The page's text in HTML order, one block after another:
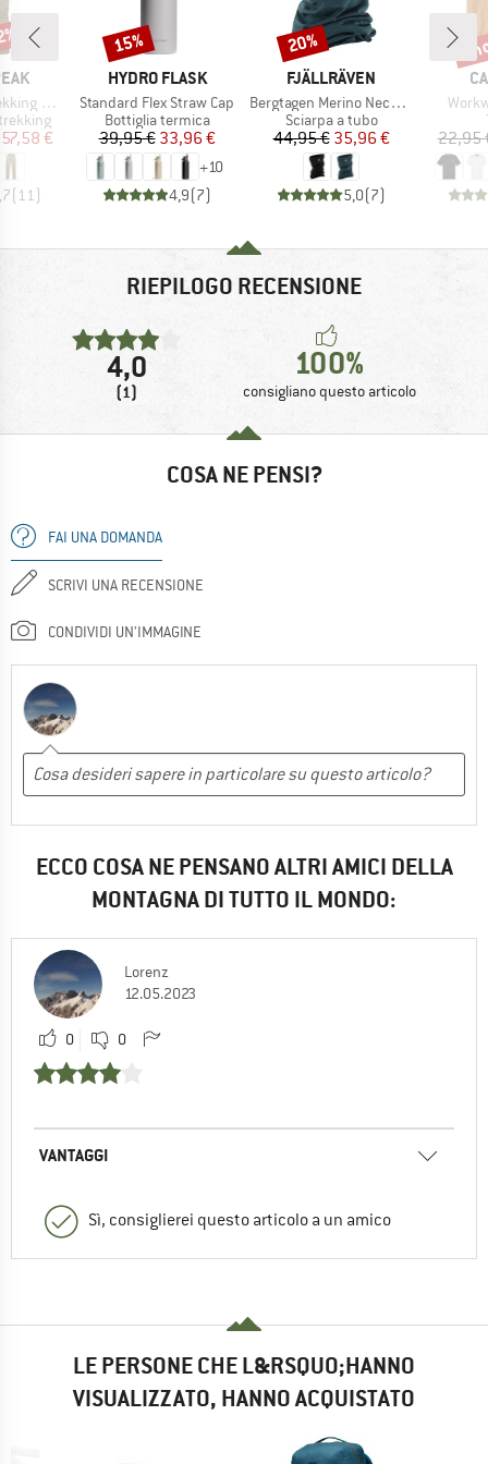
II
ridotto
57,58 €
(11 )
MARCHIO
HYDRO FLASK
Articolo
Standard Flex Straw Cap
Gruppo di prodotti
Bottiglia termica
Prezzo
39,95 €Prezzo ridotto
33,96 €
+10
4,9(7)
Sconto
15%
MARCHIO
FJÄLLRÄVEN
Articolo
Bergtagen Merino Neck Gaiter
Gruppo di prodotti
Sciarpa a tubo
Prezzo
44,95 €Prezzo ridotto
35,96 €
5,0(7)
Sconto
20%
22,95
RIEPILOGO RECENSIONE
4,0
(1)
100%
consigliano questo articolo
COSA NE PENSI?
FAI UNA DOMANDA
SCRIVI UNA RECENSIONE
CONDIVIDI UN'IMMAGINE
ECCO COSA NE PENSANO ALTRI AMICI DELLA
MONTAGNA DI TUTTO IL MONDO:
Lorenz
12.05.2023
0 0
VANTAGGI
Sì, consiglierei questo articolo a un amico
LE PERSONE CHE L&RSQUO;HANNO
VISUALIZZATO, HANNO ACQUISTATO